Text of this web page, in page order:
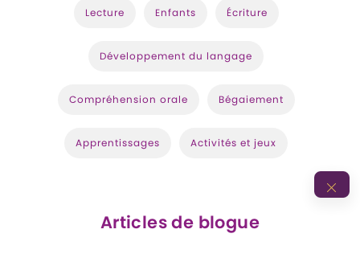
Lecture Enfants Écriture
Développement du langage
Compréhension orale Bégaiement
Apprentissages Activités et jeux
Articles de blogue